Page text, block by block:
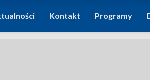
Kontakt Programy